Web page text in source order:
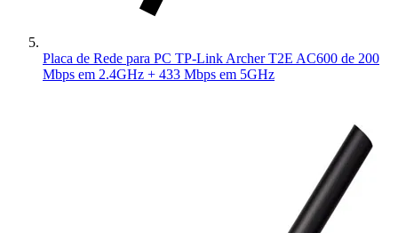
Placa de Rede para PC TP-Link Archer T2E AC600 de 200
Mbps em 2.4GHz + 433 Mbps em 5GHz